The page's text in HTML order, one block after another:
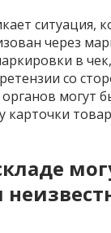
ситуация,
через
в
со
могут
карточки